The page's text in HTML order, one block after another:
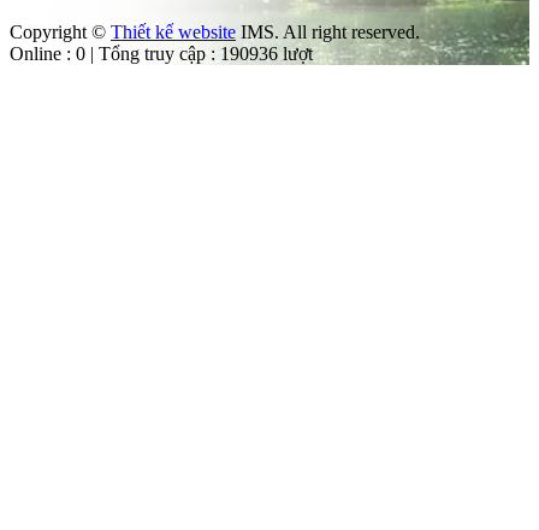
Copyright © Thiết kế website IMS. All right reserved.
Online : 0 | Tổng truy cập : 190936 lượt